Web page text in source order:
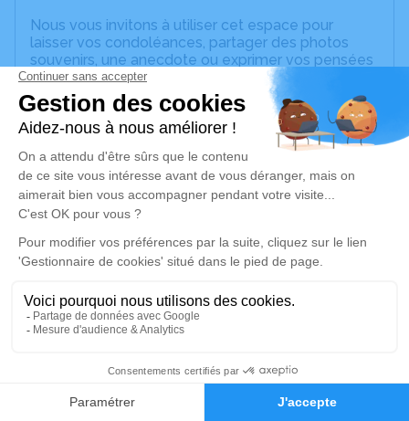
Faire-part Hommages
Nous vous invitons à utiliser cet espace pour
laisser vos condoléances, partager des photos
souvenirs, une anecdote ou exprimer vos pensées
à travers des poèmes ou des textes. Cet endroit
est un lieu d'expression dédié à honorer la
mémoire de Geneviève HEIDMANN.
Un service de plantation d’arbre hommage est
disponible ici.
Cérémonie religieuse
mardi 24 août 2021 à 14h30
Eglise Catholique de Scharrachbergheim-
Irmstett
67310 Scharrachbergheim-Irmstett